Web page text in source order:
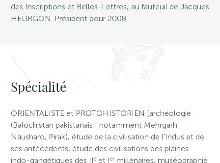
des Inscriptions et Belles-Lettres, au fauteuil de Jacques
HEURGON. Président pour 2008.
Spécialité
ORIENTALISTE et PROTOHISTORIEN [archéologie
(Balochistan pakistanais : notamment Mehrgarh,
Nausharo, Pirak), étude de la civilisation de l’Indus et de
ses antécédents, étude des civilisations des plaines
indo-gangétiques des IIe et Ier millénaires, muséographie